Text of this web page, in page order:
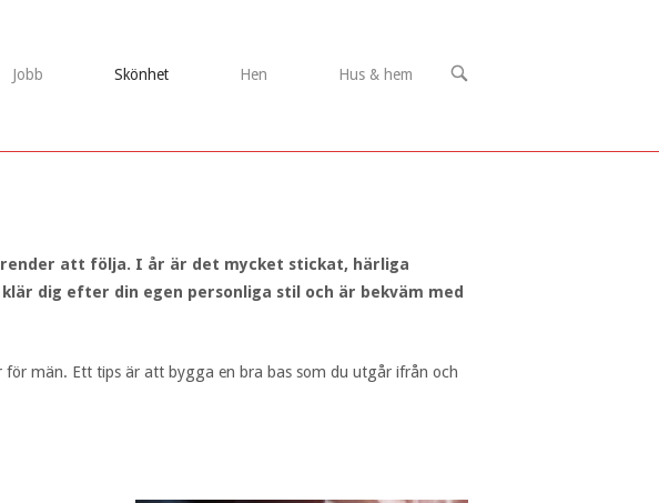
Jobb Skönhet Hen Hus & hem
OPEN
att följa. I år är det mycket stickat, härliga
dig efter din egen personliga stil och är bekväm med
män. Ett tips är att bygga en bra bas som du utgår ifrån och